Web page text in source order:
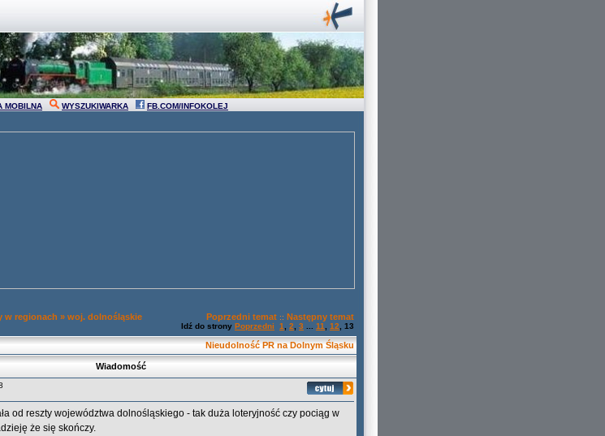
MOBILNA WYSZUKIWARKA FB.COM/INFOKOLEJ
w regionach » woj. dolnośląskie
Poprzedni temat :: Następny temat
Idź do strony Poprzedni 1 2 3 11 12 13
Nieudolność PR na Dolnym Śląsku
Wiadomość
od reszty województwa dolnośląskiego - tak duża loteryjność czy pociąg w
że się skończy.